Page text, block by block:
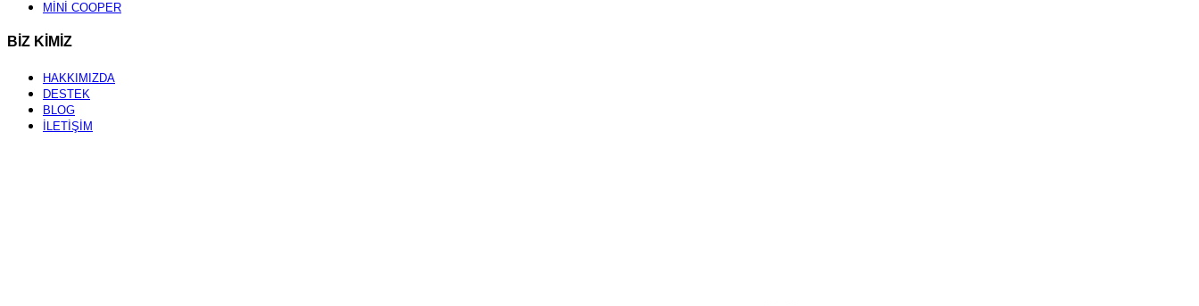
MİNİ COOPER
BİZ KİMİZ
HAKKIMIZDA
DESTEK
BLOG
İLETİŞİM